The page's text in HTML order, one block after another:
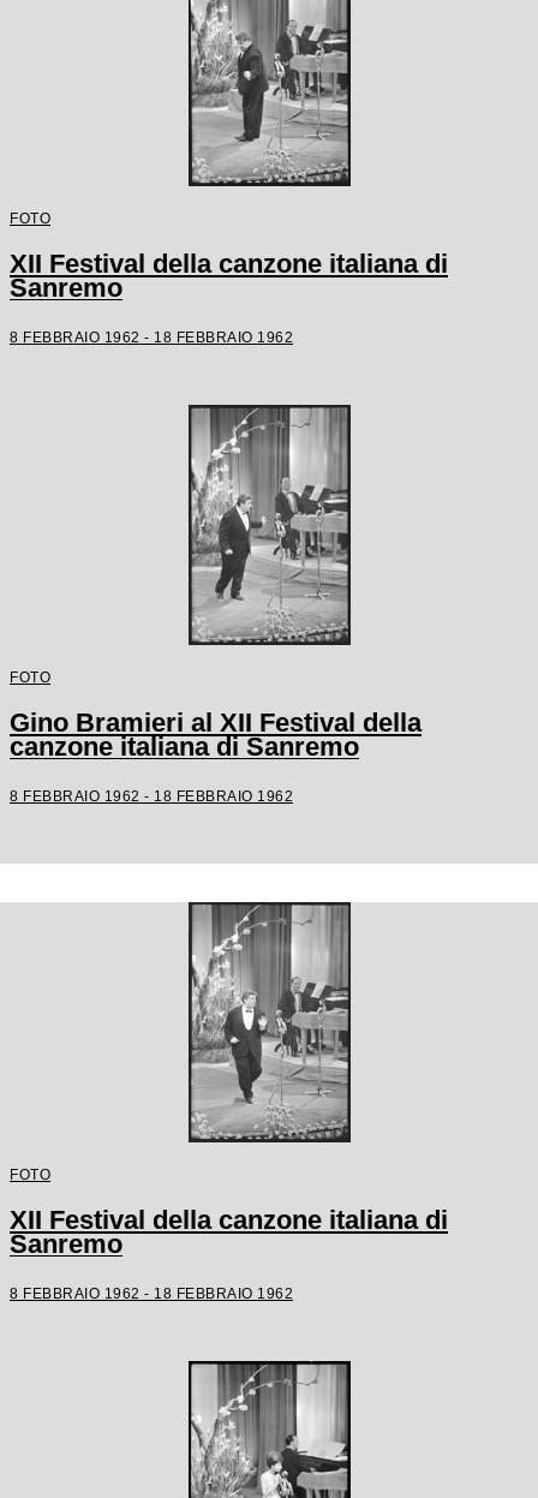
FOTO
XII Festival della canzone italiana di
Sanremo
8 FEBBRAIO 1962 - 18 FEBBRAIO 1962
FOTO
Gino Bramieri al XII Festival della
canzone italiana di Sanremo
8 FEBBRAIO 1962 - 18 FEBBRAIO 1962
FOTO
XII Festival della canzone italiana di
Sanremo
8 FEBBRAIO 1962 - 18 FEBBRAIO 1962